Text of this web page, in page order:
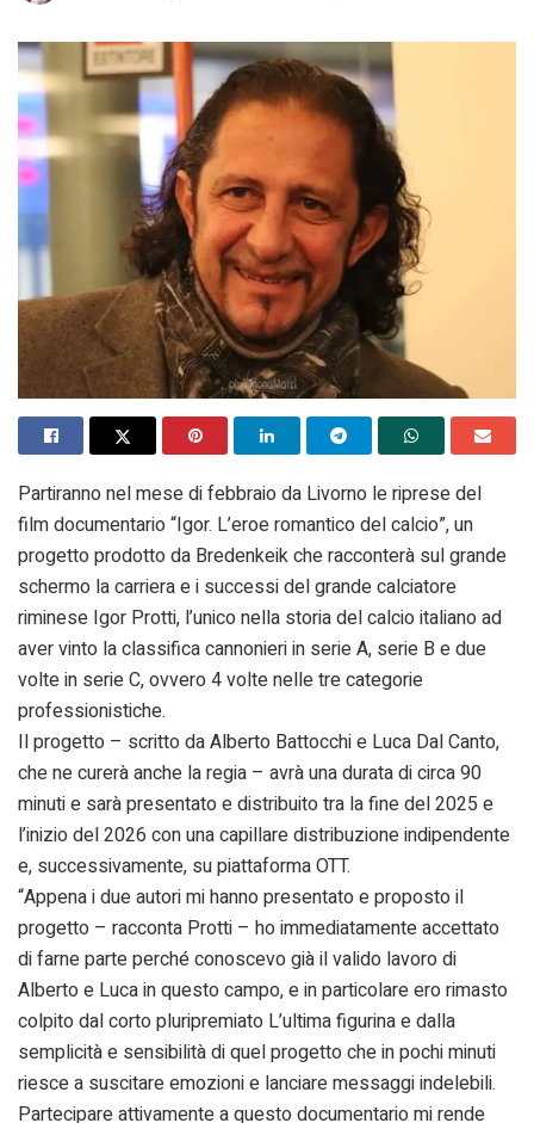
Partiranno nel mese di febbraio da Livorno le riprese del
film documentario “Igor. L’eroe romantico del calcio”, un
progetto prodotto da Bredenkeik che racconterà sul grande
schermo la carriera e i successi del grande calciatore
riminese Igor Protti, l’unico nella storia del calcio italiano ad
aver vinto la classifica cannonieri in serie A, serie B e due
volte in serie C, ovvero 4 volte nelle tre categorie
professionistiche.
Il progetto – scritto da Alberto Battocchi e Luca Dal Canto,
che ne curerà anche la regia – avrà una durata di circa 90
minuti e sarà presentato e distribuito tra la fine del 2025 e
l’inizio del 2026 con una capillare distribuzione indipendente
e, successivamente, su piattaforma OTT.
“Appena i due autori mi hanno presentato e proposto il
progetto – racconta Protti – ho immediatamente accettato
di farne parte perché conoscevo già il valido lavoro di
Alberto e Luca in questo campo, e in particolare ero rimasto
colpito dal corto pluripremiato L’ultima figurina e dalla
semplicità e sensibilità di quel progetto che in pochi minuti
riesce a suscitare emozioni e lanciare messaggi indelebili.
Partecipare attivamente a questo documentario mi rende